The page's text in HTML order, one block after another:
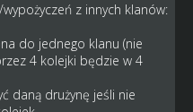
z innych klanów:
do jednego klanu (nie
4 kolejki będzie w 4
daną drużynę jeśli nie